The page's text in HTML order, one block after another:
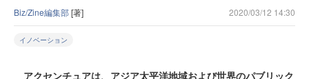
Biz/Zine編集部[著] 2020/03/12 14:30
イノベーション
アクセンチュアは、アジア太平洋地域および世界のパブリック